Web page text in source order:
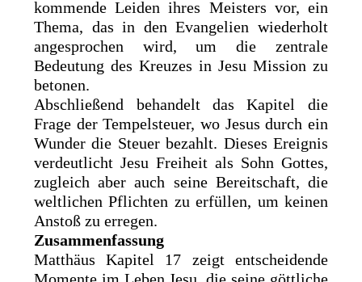
kommende Leiden ihres Meisters vor, ein
Thema, das in den Evangelien wiederholt
angesprochen wird, um die zentrale
Bedeutung des Kreuzes in Jesu Mission zu
betonen.
Abschließend behandelt das Kapitel die
Frage der Tempelsteuer, wo Jesus durch ein
Wunder die Steuer bezahlt. Dieses Ereignis
verdeutlicht Jesu Freiheit als Sohn Gottes,
zugleich aber auch seine Bereitschaft, die
weltlichen Pflichten zu erfüllen, um keinen
Anstoß zu erregen.
Zusammenfassung
Matthäus Kapitel 17 zeigt entscheidende